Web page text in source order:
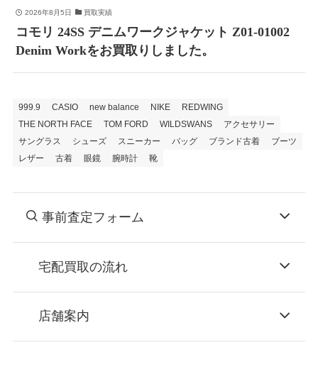
2026年8月5日 買取実績
コモリ 24SS デニムワークジャケット Z01-01002
Denim Workをお買取りしました。
999.9 CASIO new balance NIKE
REDWING
THE NORTH FACE
TOM FORD WILDSWANS
アクセサリー
サングラス
シューズ スニーカー バッグ ブランド古着
ブーツ
レザー
古着 眼鏡 腕時計 靴
事前査定フォーム
宅配買取の流れ
お申込み
店舗案内